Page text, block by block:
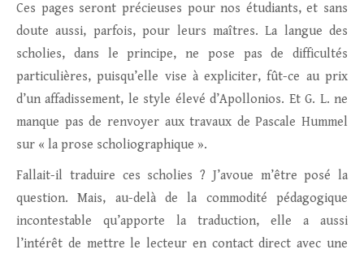
Ces pages seront précieuses pour nos étudiants, et sans
doute aussi, parfois, pour leurs maîtres. La langue des
scholies, dans le principe, ne pose pas de difficultés
particulières, puisqu’elle vise à expliciter, fût-ce au prix
d’un affadissement, le style élevé d’Apollonios. Et G. L. ne
manque pas de renvoyer aux travaux de Pascale Hummel
sur « la prose scholiographique ».
Fallait-il traduire ces scholies ? J’avoue m’être posé la
question. Mais, au-delà de la commodité pédagogique
incontestable qu’apporte la traduction, elle a aussi
l’intérêt de mettre le lecteur en contact direct avec une